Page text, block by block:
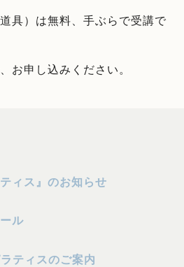
具）は無料、 手ぶらで受講で
お申し込みください。
ィス』のお知らせ
ル
ティスのご案内